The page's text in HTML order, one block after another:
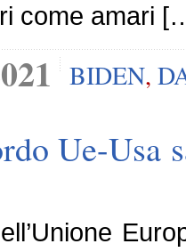
come amari
BIDEN,
Ue-Usa